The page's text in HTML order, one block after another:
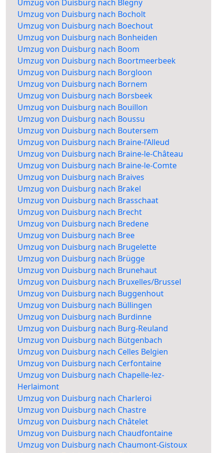
Umzug von Duisburg nach Blegny
Umzug von Duisburg nach Bocholt
Umzug von Duisburg nach Boechout
Umzug von Duisburg nach Bonheiden
Umzug von Duisburg nach Boom
Umzug von Duisburg nach Boortmeerbeek
Umzug von Duisburg nach Borgloon
Umzug von Duisburg nach Bornem
Umzug von Duisburg nach Borsbeek
Umzug von Duisburg nach Bouillon
Umzug von Duisburg nach Boussu
Umzug von Duisburg nach Boutersem
Umzug von Duisburg nach Braine-l’Alleud
Umzug von Duisburg nach Braine-le-Château
Umzug von Duisburg nach Braine-le-Comte
Umzug von Duisburg nach Braives
Umzug von Duisburg nach Brakel
Umzug von Duisburg nach Brasschaat
Umzug von Duisburg nach Brecht
Umzug von Duisburg nach Bredene
Umzug von Duisburg nach Bree
Umzug von Duisburg nach Brugelette
Umzug von Duisburg nach Brügge
Umzug von Duisburg nach Brunehaut
Umzug von Duisburg nach Bruxelles/Brussel
Umzug von Duisburg nach Buggenhout
Umzug von Duisburg nach Büllingen
Umzug von Duisburg nach Burdinne
Umzug von Duisburg nach Burg-Reuland
Umzug von Duisburg nach Bütgenbach
Umzug von Duisburg nach Celles Belgien
Umzug von Duisburg nach Cerfontaine
Umzug von Duisburg nach Chapelle-lez-
Herlaimont
Umzug von Duisburg nach Charleroi
Umzug von Duisburg nach Chastre
Umzug von Duisburg nach Châtelet
Umzug von Duisburg nach Chaudfontaine
Umzug von Duisburg nach Chaumont-Gistoux